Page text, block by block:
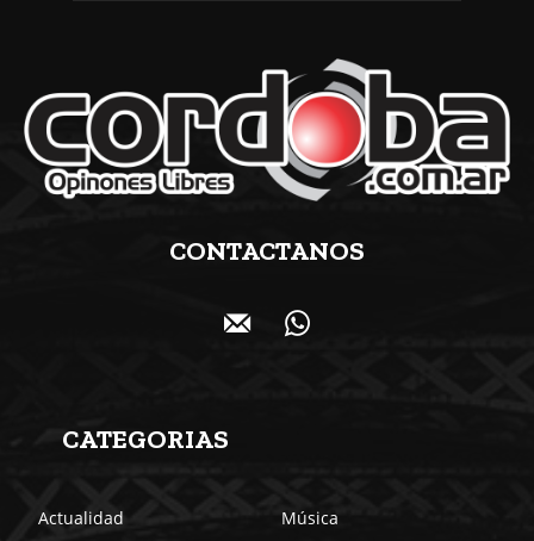
CONTACTANOS
CATEGORIAS
Actualidad
Música